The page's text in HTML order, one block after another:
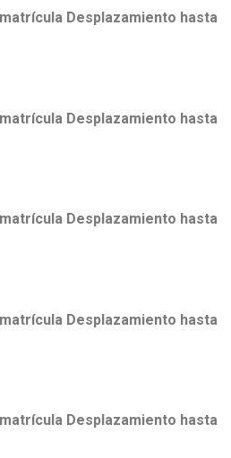
Desplazamiento hasta
Desplazamiento hasta
Desplazamiento hasta
Desplazamiento hasta
Desplazamiento hasta